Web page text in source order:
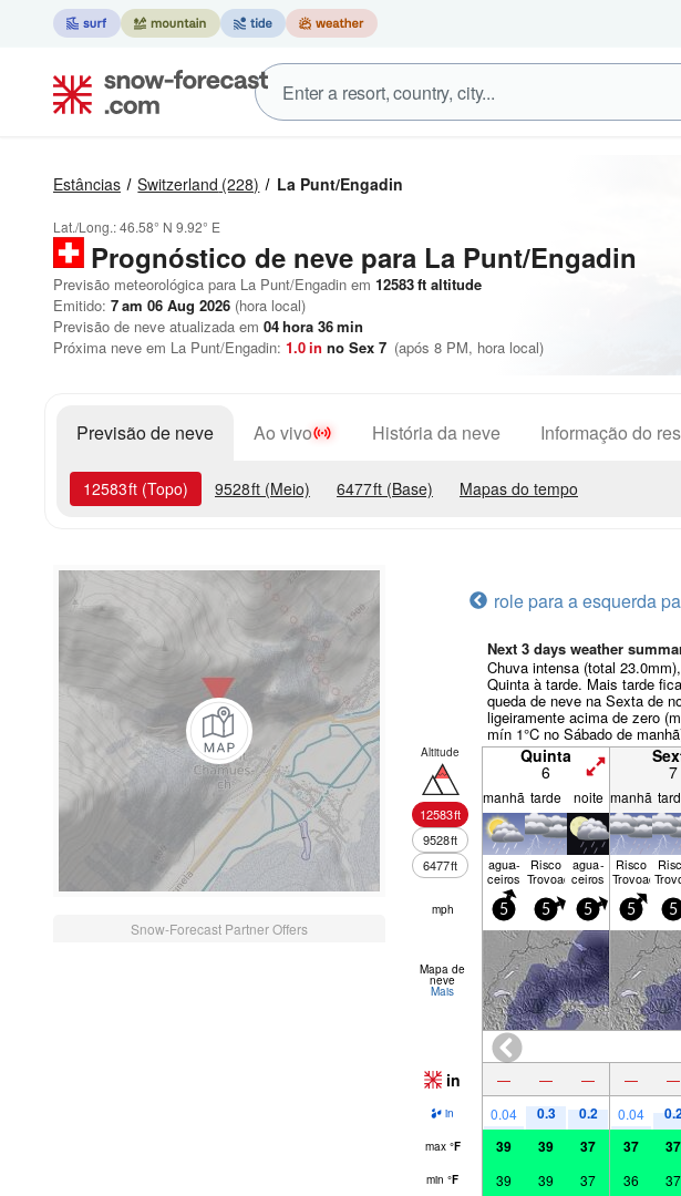
Estâncias Switzerland (228) La Punt/Engadin
Lat./Long.:46.58° N 9.92° E
Prognóstico de neve para La Punt/Engadin
Previsão meteorológica para La Punt/Engadin em 12583ft altitude
Emitido: 7 am 06 Aug 2026 (hora local)
Previsão de neve atualizada em 04hora 36min
Próxima neve em La Punt/Engadin: 1.0in no Sex 7 (após 8 PM, hora local)
Previsão de neve Ao vivo História da neve Informação do
12583ft (Topo) 9528ft (Meio) 6477ft (Base) Mapas do tempo
Snow-Forecast Partner Offers
role para a esquerda
Next 3 days weather
Chuva intensa (total
Quinta à tarde. Mais tarde
queda de neve na Sexta de
ligeiramente acima de zero
mín 1°C no Sábado de
fraco.
Altitude
12583ft
9528ft
6477ft
Quinta
6 7
manhã tarde noite manhã
agua­
ceiros
Risco
Trovoada
agua­
ceiros
Risco
Trovoada
mph 5 5 5 5 5
Mapa de
neve
Mais
in — — — — —
in 0.04 0.3 0.2 0.04
max °F 39 39 37 37 37
min °F 39 39 37 36 37